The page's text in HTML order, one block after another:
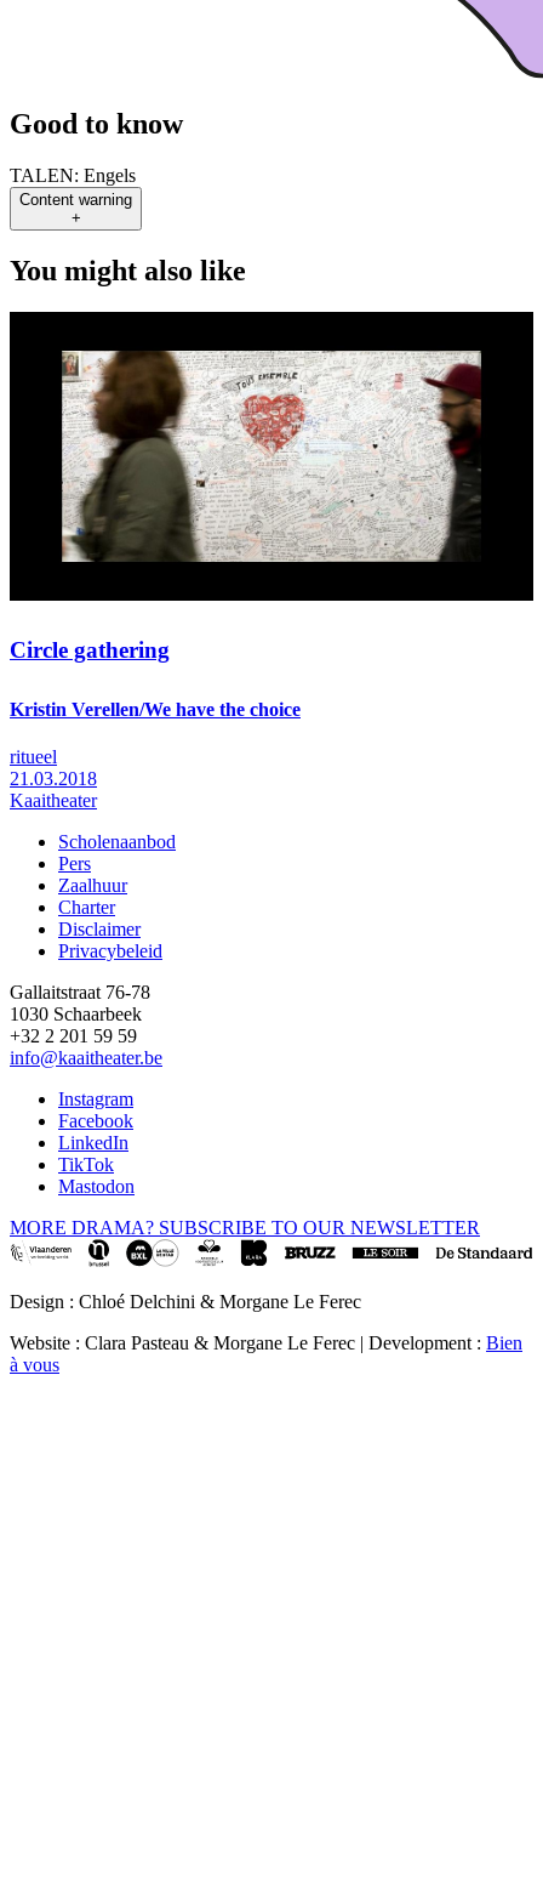
Good to know
TALEN: Engels
Content warning
+
You might also like
Circle gathering
Kristin Verellen/We have the choice
ritueel
21.03.2018
Kaaitheater
Footer
Scholenaanbod
Pers
Zaalhuur
Charter
Disclaimer
Privacybeleid
Gallaitstraat 76-78
1030 Schaarbeek
+32 2 201 59 59
info@kaaitheater.be
Instagram
Facebook
LinkedIn
TikTok
Mastodon
MORE DRAMA? SUBSCRIBE TO OUR NEWSLETTER
Design : Chloé Delchini & Morgane Le Ferec
Website : Clara Pasteau & Morgane Le Ferec | Development : Bien
à vous